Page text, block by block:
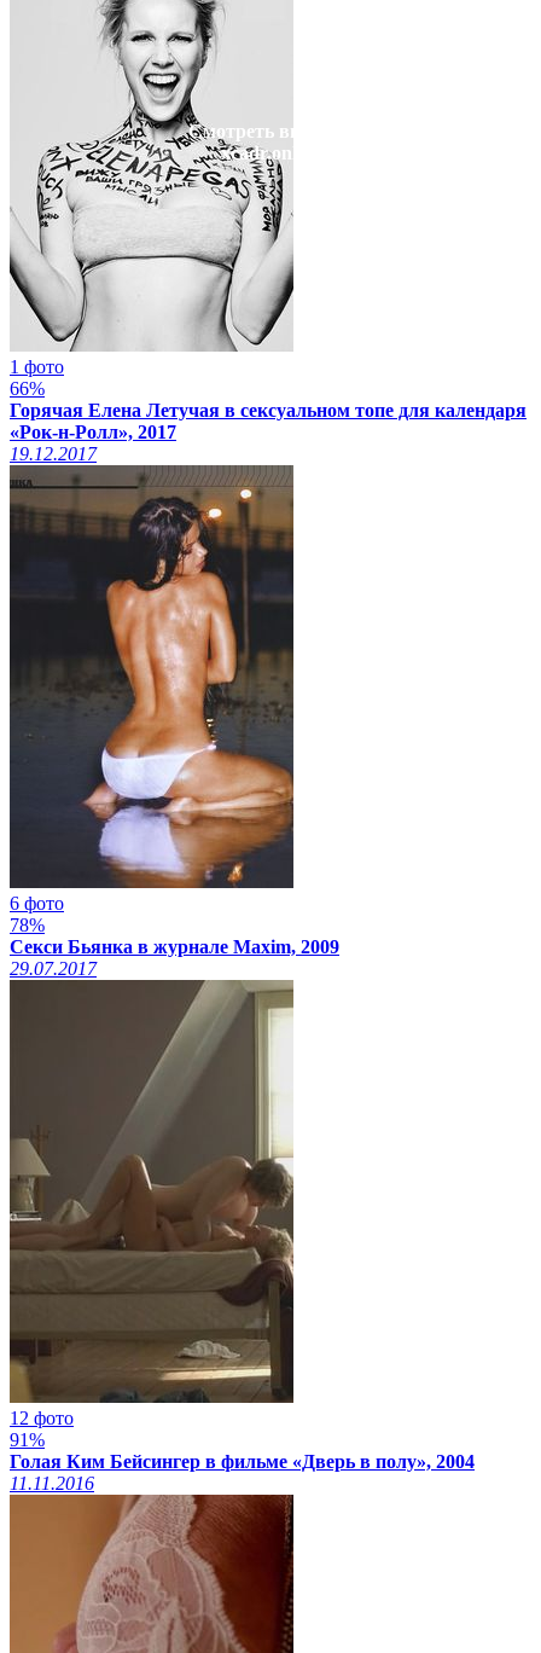
Смотреть видео на
xcadr.online
1 фото
66%
Горячая Елена Летучая в сексуальном топе для календаря
«Рок-н-Ролл», 2017
19.12.2017
6 фото
78%
Секси Бьянка в журнале Maxim, 2009
29.07.2017
12 фото
91%
Голая Ким Бейсингер в фильме «Дверь в полу», 2004
11.11.2016